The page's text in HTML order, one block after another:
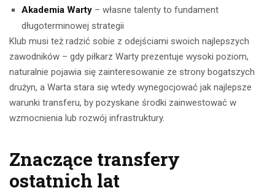
Akademia Warty – własne talenty to fundament
długoterminowej strategii
Klub musi też radzić sobie z odejściami swoich najlepszych
zawodników – gdy piłkarz Warty prezentuje wysoki poziom,
naturalnie pojawia się zainteresowanie ze strony bogatszych
drużyn, a Warta stara się wtedy wynegocjować jak najlepsze
warunki transferu, by pozyskane środki zainwestować w
wzmocnienia lub rozwój infrastruktury.
Znaczące transfery
ostatnich lat